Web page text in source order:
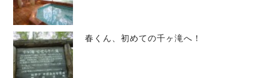
春くん、初めての千ヶ滝へ！